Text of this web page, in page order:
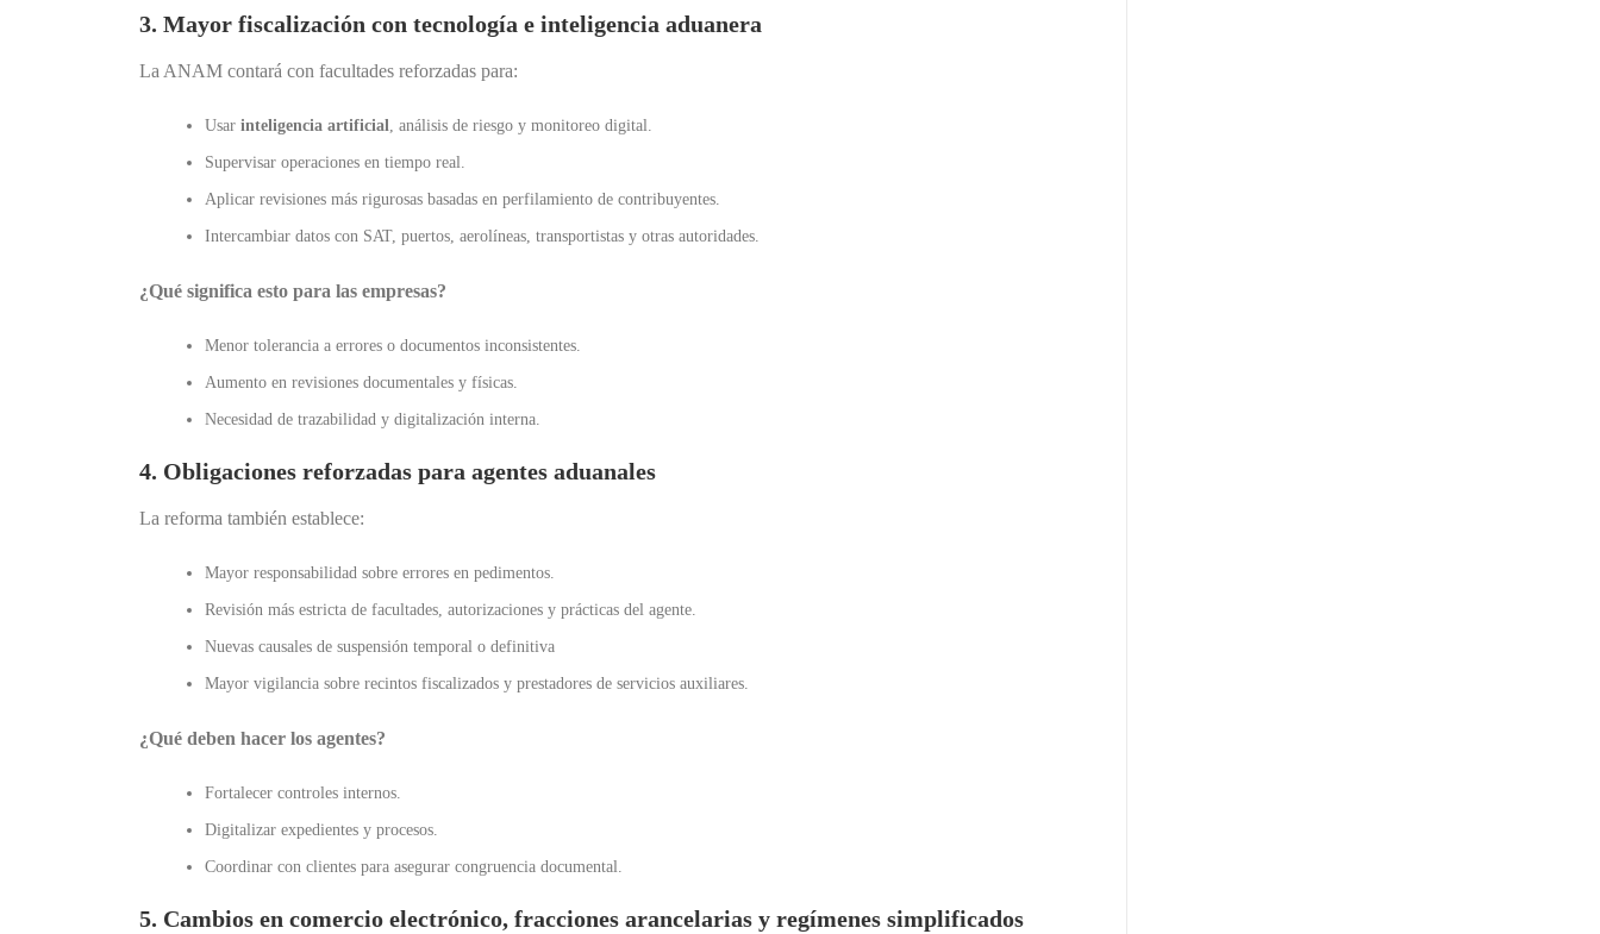
3. Mayor fiscalización con tecnología e inteligencia aduanera
La ANAM contará con facultades reforzadas para:
Usar inteligencia artificial, análisis de riesgo y monitoreo digital.
Supervisar operaciones en tiempo real.
Aplicar revisiones más rigurosas basadas en perfilamiento de contribuyentes.
Intercambiar datos con SAT, puertos, aerolíneas, transportistas y otras autoridades.
¿Qué significa esto para las empresas?
Menor tolerancia a errores o documentos inconsistentes.
Aumento en revisiones documentales y físicas.
Necesidad de trazabilidad y digitalización interna.
4. Obligaciones reforzadas para agentes aduanales
La reforma también establece:
Mayor responsabilidad sobre errores en pedimentos.
Revisión más estricta de facultades, autorizaciones y prácticas del agente.
Nuevas causales de suspensión temporal o definitiva
Mayor vigilancia sobre recintos fiscalizados y prestadores de servicios auxiliares.
¿Qué deben hacer los agentes?
Fortalecer controles internos.
Digitalizar expedientes y procesos.
Coordinar con clientes para asegurar congruencia documental.
5. Cambios en comercio electrónico, fracciones arancelarias y regímenes simplificados